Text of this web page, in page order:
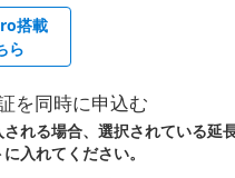
搭載
ら
を同時に申込む
れる場合、選択されている延
入れてください。